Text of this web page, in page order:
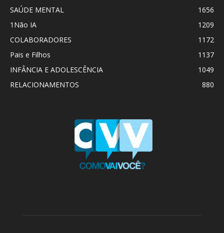
SAÚDE MENTAL
1656
1Não IA
1209
COLABORADORES
1172
Pais e Filhos
1137
INFÂNCIA E ADOLESCÊNCIA
1049
RELACIONAMENTOS
880